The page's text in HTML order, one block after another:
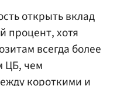
открыть вклад
процент, хотя
всегда более
ЦБ, чем
короткими и